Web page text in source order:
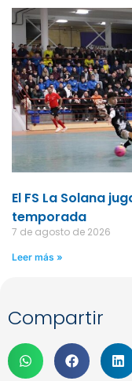
El FS La Solana
temporada
7 de agosto de 2026
Leer más »
Compartir